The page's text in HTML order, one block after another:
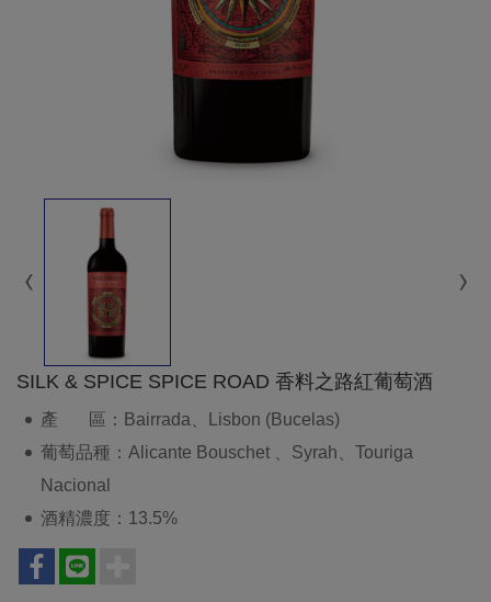
SILK & SPICE SPICE ROAD 香料之路紅葡萄酒
產 區：Bairrada、Lisbon (Bucelas)
葡萄品種：Alicante Bouschet 、Syrah、Touriga
Nacional
酒精濃度：13.5%